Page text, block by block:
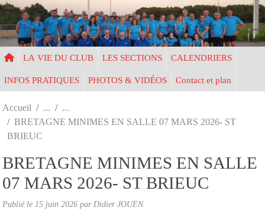
LA VIE DU CLUB LES SECTIONS CALENDRIERS
INFOS PRATIQUES PHOTOS & VIDÉOS Contact et plan
Accueil
BRETAGNE MINIMES EN SALLE 07 MARS 2026- ST
BRIEUC
BRETAGNE MINIMES EN SALLE
07 MARS 2026- ST BRIEUC
Publié le 15 juin 2026 par Didier JOUEN
Panneau de gestion des cookies